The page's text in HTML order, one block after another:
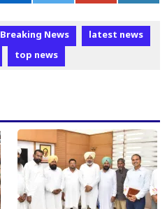
Breaking News
latest news
top news